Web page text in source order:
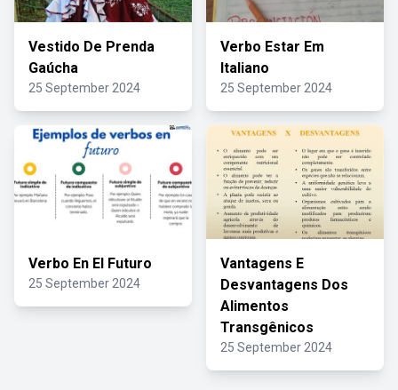
Vestido De Prenda
Gaúcha
25 September 2024
Verbo Estar Em
Italiano
25 September 2024
Verbo En El Futuro
25 September 2024
Vantagens E
Desvantagens Dos
Alimentos
Transgênicos
25 September 2024